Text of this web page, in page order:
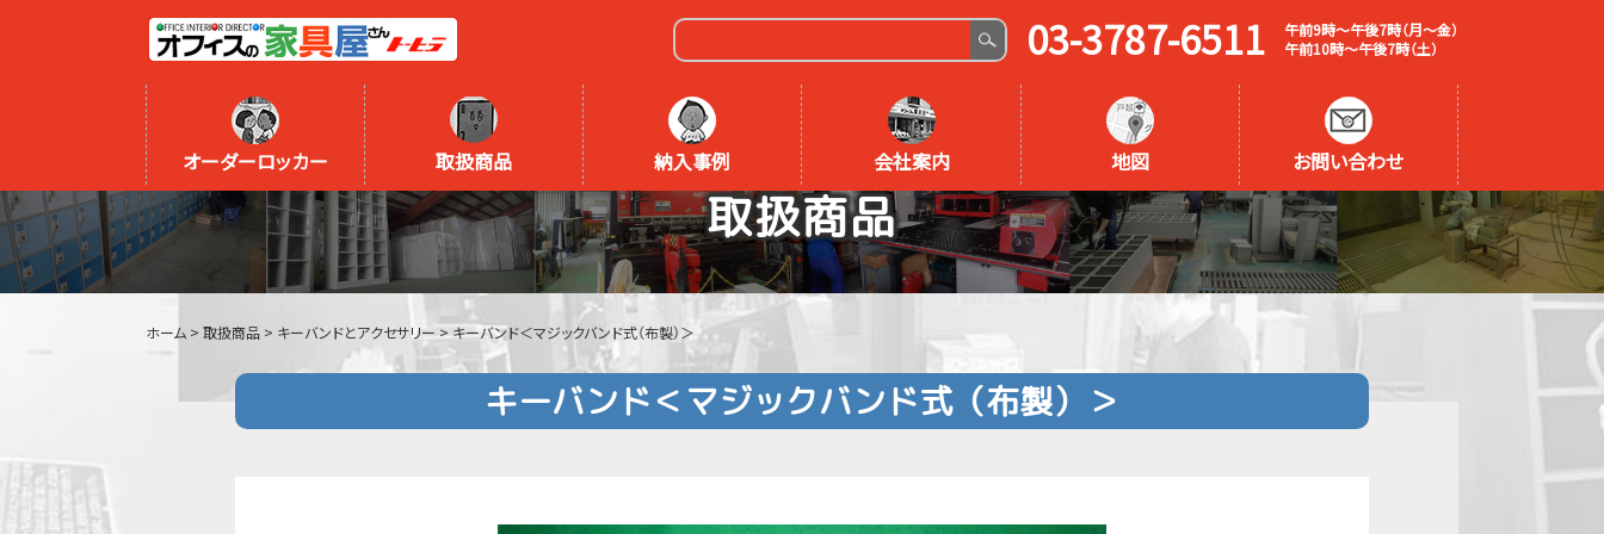
03-3787-6511
午前9時～午後7時（月～金）
午前10時～午後7時（土）
オーダーロッカー 取扱商品 納入事例 会社案内 地図 お問い合わせ
取扱商品
ホーム > 取扱商品 > キーバンドとアクセサリー >キーバンド＜マジックバンド式（布製）＞
キーバンド＜マジックバンド式（布製）＞